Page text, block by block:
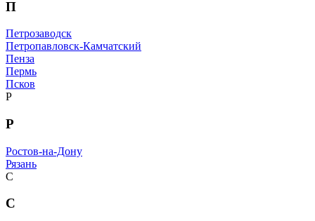
П
Петрозаводск
Петропавловск-Камчатский
Пенза
Пермь
Псков
Р
Р
Ростов-на-Дону
Рязань
С
С